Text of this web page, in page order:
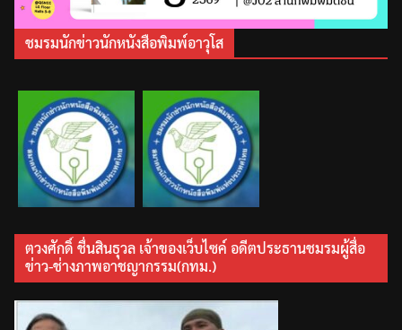
ชมรมนักข่าวนักหนังสือพิมพ์อาวุโส
ตวงศักดิ์ ชื่นสินธุวล เจ้าของเว็บไซค์ อดีตประธานชมรมผู้สื่อ
ข่าว-ช่างภาพอาชญากรรม(กทม.)